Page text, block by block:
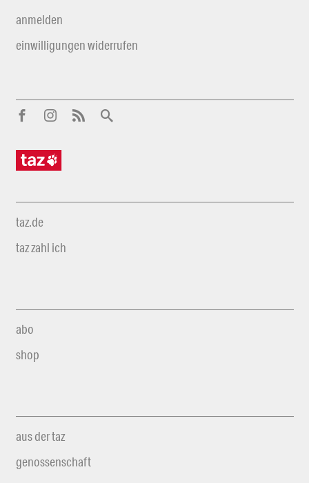
anmelden
einwilligungen widerrufen
taz.de
taz zahl ich
abo
shop
aus der taz
genossenschaft